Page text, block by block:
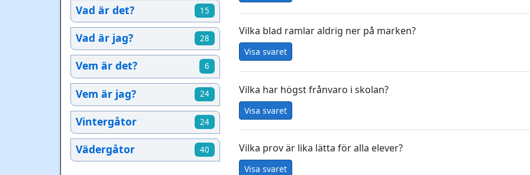
Vad är det? 15
Vad är jag? 28
Vem är det? 6
Vem är jag? 24
Vintergåtor 24
Vädergåtor 40
Vilka blad ramlar aldrig ner på marken?
Visa svaret
Vilka har högst frånvaro i skolan?
Visa svaret
Vilka prov är lika lätta för alla elever?
Visa svaret